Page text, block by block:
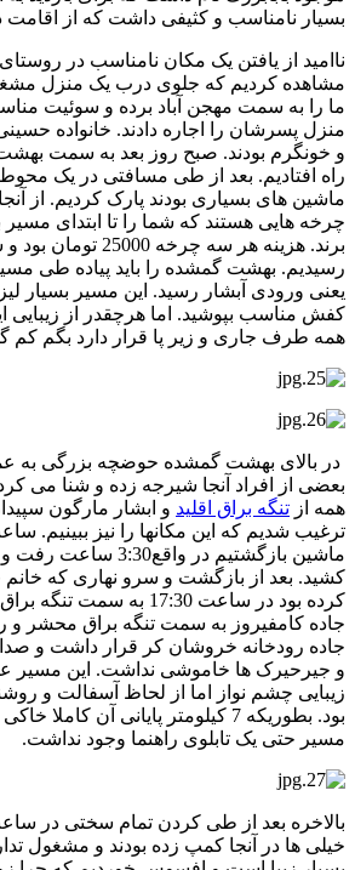
بسیار نامناسب و کثیفی داشت که از اقامت
ناامید از یافتن یک مکان نامناسب در
مشاهده کردیم که جلوی درب یک منزل
ما را به سمت مهجن آباد برده و سوئیت
منزل پسرشان را اجاره دادند. خانواده
و خونگرم بودند. صبح روز بعد به سمت
راه افتادیم. بعد از طی مسافتی در یک
ماشین های بسیاری بودند پارک کردیم. از
چرخه هایی هستند که شما را تا ابتدای
رسیدیم. بهشت گمشده را باید پیاده طی مسیر
یعنی ورودی آبشار رسید. این مسیر بسیار
کفش مناسب بپوشید. اما هرچقدر از زیبایی
همه طرف جاری و زیر پا قرار دارد بگم کم
بعضی از افراد آنجا شیرجه زده و شنا می
همه از تنگه براق اقلید و ابشار مارگون
ماشین بازگشتیم در
کشید. بعد از بازگشت و سرو نهاری که
کرده بود در ساعت 17:30 به
جاده کامفیروز به سمت تنگه براق محشر و
جاده رودخانه خروشان کر قرار داشت و
و جیرحیرک ها خاموشی نداشت. این مسیر
زیبایی چشم نواز اما از لحاظ آسفالت و
بود. بطوریکه 7 کیلومتر پایانی آن
مسیر حتی یک تابلوی راهنما وجود نداشت.
خیلی ها در آنجا کمپ زده بودند و مشغول